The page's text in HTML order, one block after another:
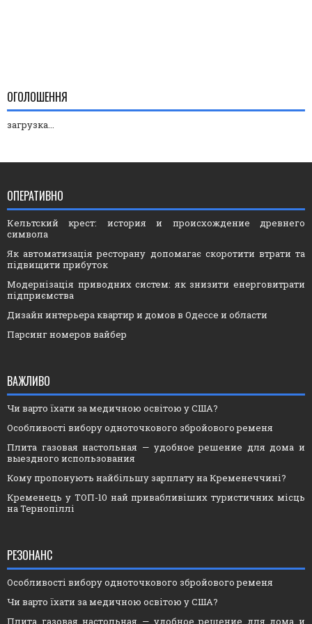
ОГОЛОШЕННЯ
загрузка...
ОПЕРАТИВНО
Кельтский крест: история и происхождение древнего
символа
Як автоматизація ресторану допомагає скоротити втрати та
підвищити прибуток
Модернізація приводних систем: як знизити енерговитрати
підприємства
Дизайн интерьера квартир и домов в Одессе и области
Парсинг номеров вайбер
ВАЖЛИВО
Чи варто їхати за медичною освітою у США?
Особливості вибору одноточкового збройового ременя
Плита газовая настольная — удобное решение для дома и
выездного использования
Кому пропонують найбільшу зарплату на Кременеччині?
Кременець у ТОП-10 най привабливіших туристичних місць
на Тернопіллі
РЕЗОНАНС
Особливості вибору одноточкового збройового ременя
Чи варто їхати за медичною освітою у США?
Плита газовая настольная — удобное решение для дома и